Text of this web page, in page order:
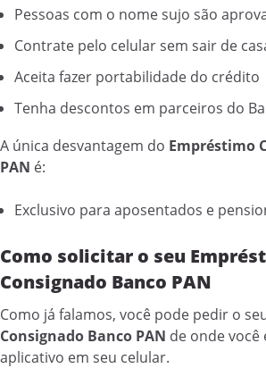
Pessoas com o nome sujo são
Contrate pelo celular sem sair de
Aceita fazer portabilidade do crédito
Tenha descontos em parceiros do
A única desvantagem do Empréstimo
PAN é:
Exclusivo para aposentados e
Como solicitar o seu
Consignado Banco PAN
Como já falamos, você pode pedir o
Consignado Banco PAN de onde você
aplicativo em seu celular.